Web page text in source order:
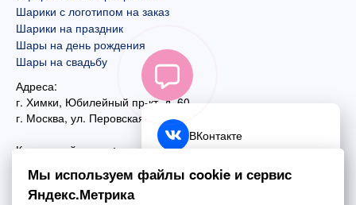
Шарики с логотипом на заказ
Шарики на праздник
Шары на день рождения
Шары на свадьбу
Адреса:
г. Химки, Юбилейный пр-кт, д. 60
г. Москва, ул. Перовская, д. 59
Контактный номер:
+7 (495) 970-44-75
ВКонтакте
Telegram
Мы используем файлы cookie и сервис
Яндекс.Метрика